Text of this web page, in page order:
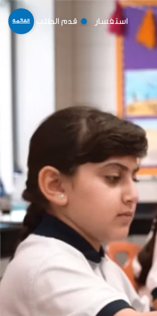
استفسار قدم الطلب القائمة